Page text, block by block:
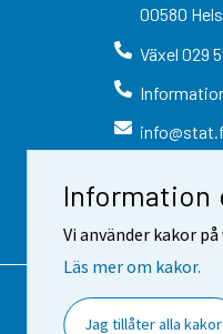
Information
Vi använder kakor
Läs mer om kakor.
Jag tillåter alla kakor
00580
Växel 029